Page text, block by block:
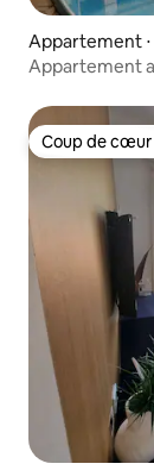
Appartement ⋅
Appartement
Coup de cœur
Coup de cœur